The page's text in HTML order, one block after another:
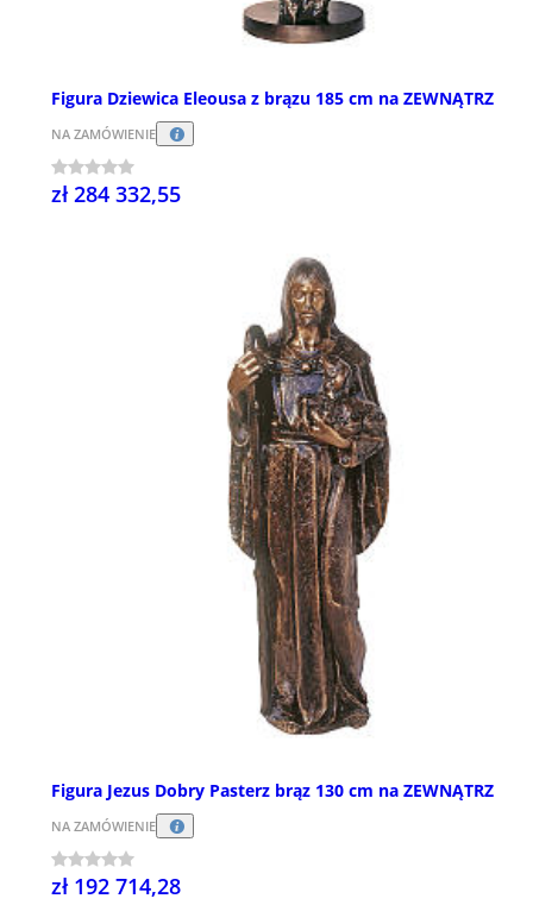
Figura Dziewica Eleousa z brązu 185 cm na ZEWNĄTRZ
NA ZAMÓWIENIE
zł 284 332,55
Figura Jezus Dobry Pasterz brąz 130 cm na ZEWNĄTRZ
NA ZAMÓWIENIE
zł 192 714,28